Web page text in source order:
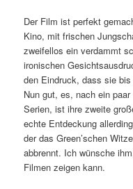
Der Film ist perfekt
Kino, mit frischen
zweifellos ein verdammt
ironischen
den Eindruck, dass sie
Nun gut, es, nach ein
Serien, ist ihre zweite
echte Entdeckung
der das Green’schen
abbrennt. Ich wünsche
Filmen zeigen kann.